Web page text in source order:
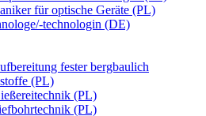
für optische Geräte (PL)
technologin (DE)
fester bergbaulich
(PL)
(PL)
(PL)